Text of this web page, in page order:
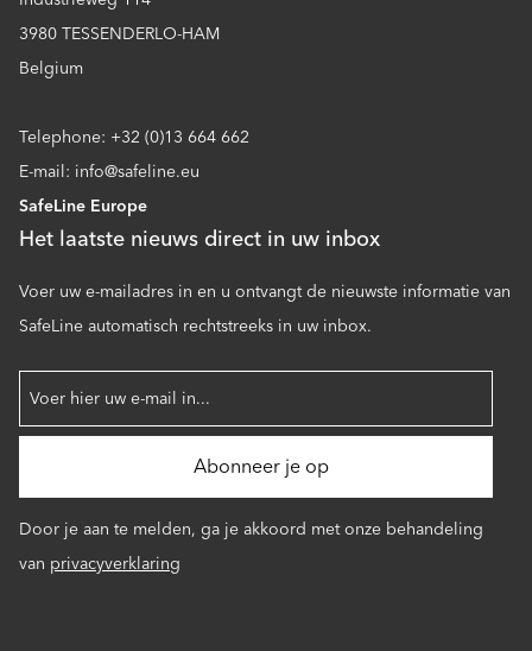
3980 TESSENDERLO-HAM
Belgium
Telephone: +32 (0)13 664 662
E-mail: info@safeline.eu
SafeLine Europe
Het laatste nieuws direct in uw inbox
Voer uw e-mailadres in en u ontvangt de nieuwste informatie van
SafeLine automatisch rechtstreeks in uw inbox.
Door je aan te melden, ga je akkoord met onze behandeling
van privacyverklaring